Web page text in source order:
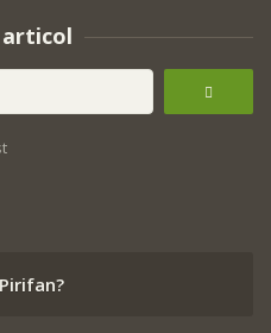
articol